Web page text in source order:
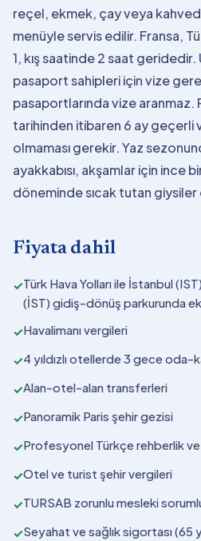
reçel, ekmek, çay veya
menüyle servis edilir. Fransa,
1, kış saatinde 2 saat geridedir.
pasaport sahipleri için vize
pasaportlarında vize
tarihinden itibaren 6 ay geçerli
olmaması gerekir. Yaz
ayakkabısı, akşamlar için ince
döneminde sıcak tutan giysiler
Fiyata dahil
✓Türk Hava Yolları ile İstanbul
(İST) gidiş-dönüş parkurunda
✓Havalimanı vergileri
✓4 yıldızlı otellerde 3 gece oda-
✓Alan-otel-alan transferleri
✓Panoramik Paris şehir gezisi
✓Profesyonel Türkçe rehberlik
✓Otel ve turist şehir vergileri
✓TURSAB zorunlu mesleki
✓Seyahat ve sağlık sigortası (65